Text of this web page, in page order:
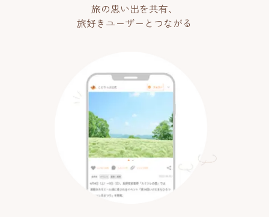
旅の思い出を共有、
旅好きユーザーとつながる